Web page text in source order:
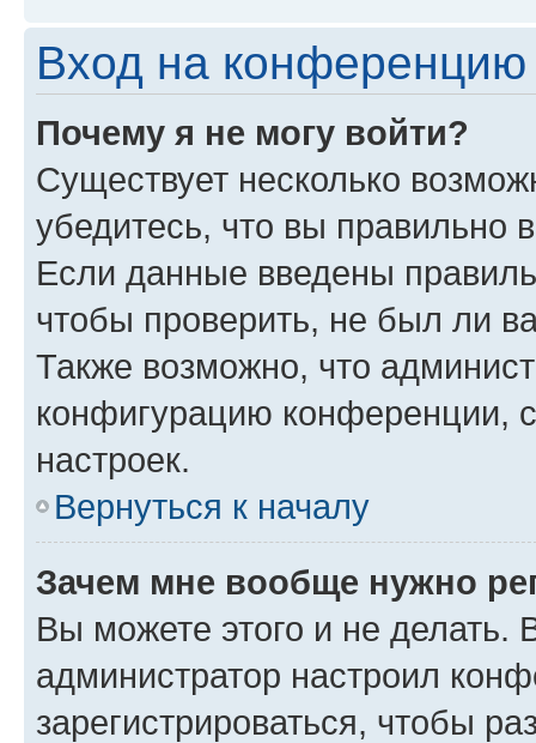
Вход на конференцию
Почему я не могу войти?
Существует несколько
убедитесь, что вы правильно
Если данные введены
чтобы проверить, не был ли
Также возможно, что
конфигурацию конференции,
настроек.
Вернуться к началу
Зачем мне вообще нужно
Вы можете этого и не делать.
администратор настроил
зарегистрироваться, чтобы